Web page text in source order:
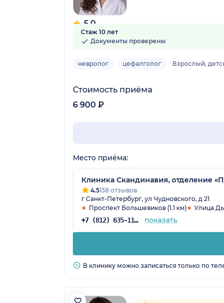
5.0
14 отзывов
Стаж 10 лет
Документы проверены
невролог цефалголог Взрослый,
Стоимость приёма
6 900 ₽
Место приёма:
Клиника Скандинавия, отделение
4.5138 отзывов
г Санкт-Петербург, ул Чудновского, д 21
Проспект Большевиков (1.1 км)
Улица
+7 (812) 635-11-79 показать
В клинику можно записаться только по